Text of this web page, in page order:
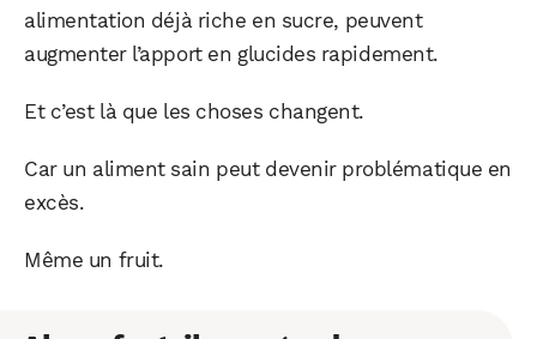
alimentation déjà riche en sucre, peuvent
augmenter l’apport en glucides rapidement.
Et c’est là que les choses changent.
Car un aliment sain peut devenir problématique en
excès.
Même un fruit.